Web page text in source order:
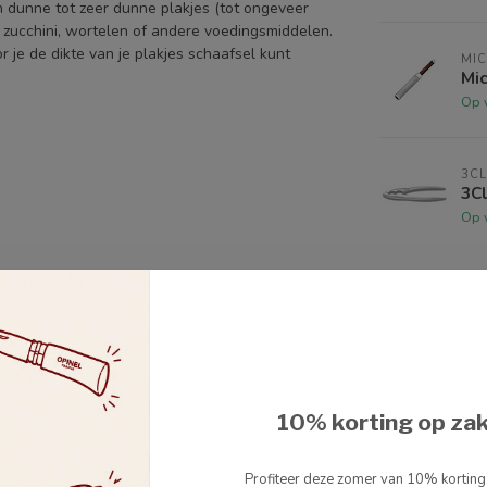
tot zeer dunne plakjes (tot ongeveer
wortelen of andere voedingsmiddelen.
je de dikte van je plakjes schaafsel kunt
Op
Op
10% korting op
Profiteer deze zomer van 10%